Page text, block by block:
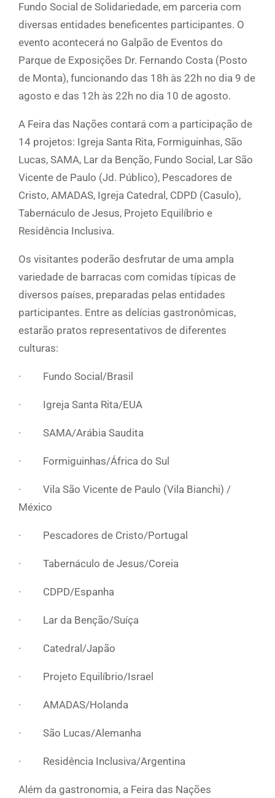
Fundo Social de Solidariedade, em parceria com
diversas entidades beneficentes participantes. O
evento acontecerá no Galpão de Eventos do
Parque de Exposições Dr. Fernando Costa (Posto
de Monta), funcionando das 18h às 22h no dia 9 de
agosto e das 12h às 22h no dia 10 de agosto.
A Feira das Nações contará com a participação de
14 projetos: Igreja Santa Rita, Formiguinhas, São
Lucas, SAMA, Lar da Benção, Fundo Social, Lar São
Vicente de Paulo (Jd. Público), Pescadores de
Cristo, AMADAS, Igreja Catedral, CDPD (Casulo),
Tabernáculo de Jesus, Projeto Equilíbrio e
Residência Inclusiva.
Os visitantes poderão desfrutar de uma ampla
variedade de barracas com comidas típicas de
diversos países, preparadas pelas entidades
participantes. Entre as delícias gastronômicas,
estarão pratos representativos de diferentes
culturas:
· Fundo Social/Brasil
· Igreja Santa Rita/EUA
· SAMA/Arábia Saudita
· Formiguinhas/África do Sul
· Vila São Vicente de Paulo (Vila Bianchi) /
México
· Pescadores de Cristo/Portugal
· Tabernáculo de Jesus/Coreia
· CDPD/Espanha
· Lar da Benção/Suíça
· Catedral/Japão
· Projeto Equilíbrio/Israel
· AMADAS/Holanda
· São Lucas/Alemanha
· Residência Inclusiva/Argentina
Além da gastronomia, a Feira das Nações